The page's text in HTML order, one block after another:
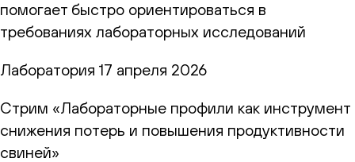
помогает быстро ориентироваться в
требованиях лабораторных исследований
Лаборатория 17 апреля 2026
Стрим «Лабораторные профили как инструмент
снижения потерь и повышения продуктивности
свиней»